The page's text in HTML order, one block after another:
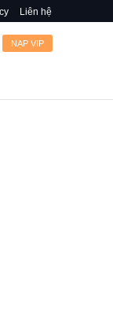
Liên hệ
NẠP VIP